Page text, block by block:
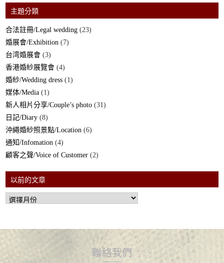
主題分類
合法註冊/Legal wedding (23)
婚展會/Exhibition (7)
台湾婚展會 (3)
香港婚紗展覽會 (4)
婚紗/Wedding dress (1)
媒体/Media (1)
新人相片分享/Couple’s photo (31)
日記/Diary (8)
沖繩婚紗照景點/Location (6)
通知/Infomation (4)
顧客之聲/Voice of Customer (2)
以前的文章
聯絡我們